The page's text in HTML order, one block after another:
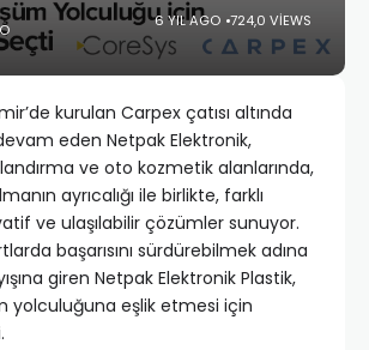
6 YIL AGO 724,0 VIEWS
kurulan Carpex çatısı altında
eden Netpak Elektronik,
ve oto kozmetik alanlarında,
ayrıcalığı ile birlikte, farklı
ve ulaşılabilir çözümler sunuyor.
başarısını sürdürebilmek adına
giren Netpak Elektronik Plastik,
yolculuğuna eşlik etmesi için